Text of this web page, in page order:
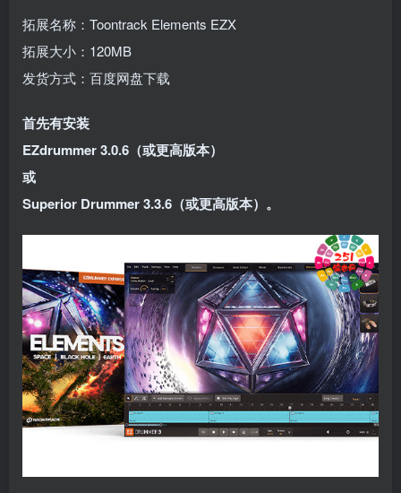
拓展名称：Toontrack Elements EZX
拓展大小：120MB
发货方式：百度网盘下载
首先有安装
EZdrummer 3.0.6（或更高版本）
或
Superior Drummer 3.3.6（或更高版本）。